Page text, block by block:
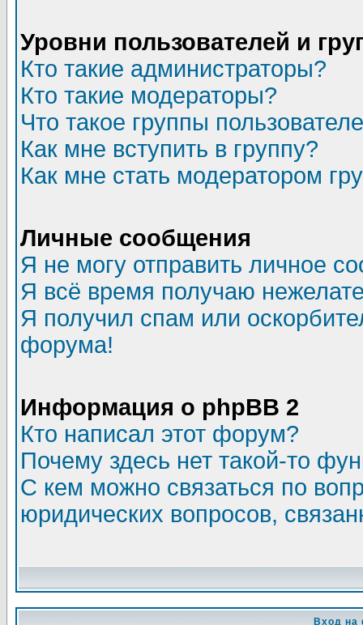
Уровни пользователей и
Кто такие администраторы?
Кто такие модераторы?
Что такое группы
Как мне вступить в группу?
Как мне стать модератором
Личные сообщения
Я не могу отправить личное
Я всё время получаю
Я получил спам или
форума!
Информация о phpBB 2
Кто написал этот форум?
Почему здесь нет такой-то
С кем можно связаться по
юридических вопросов,
Вход на